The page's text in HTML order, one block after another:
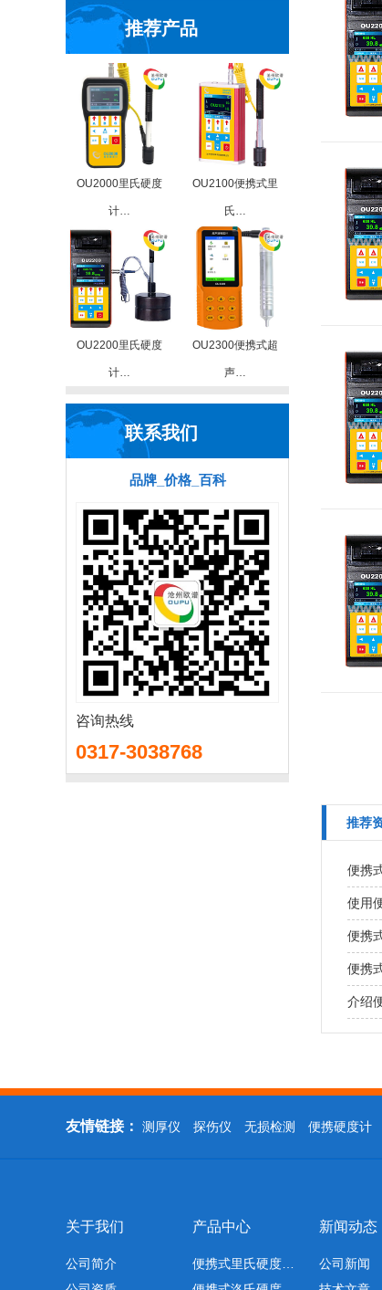
推荐产品
OU2000里氏硬度
计…
OU2100便携式里
氏…
OU2200里氏硬度
计…
OU2300便携式超
声…
联系我们
品牌_价格_百科
咨询热线
0317-3038768
推荐
便携
使用
便携
便携
介绍
友情链接： 测厚仪 探伤仪 无损检测 便携硬度计
关于我们
公司简介
产品中心
便携式里氏硬度…
新闻动态
公司新闻